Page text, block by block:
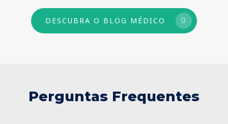
DESCUBRA O BLOG MÉDICO
Perguntas Frequentes